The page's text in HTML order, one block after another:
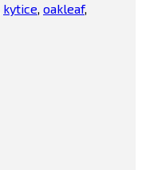
kytice, oakleaf,